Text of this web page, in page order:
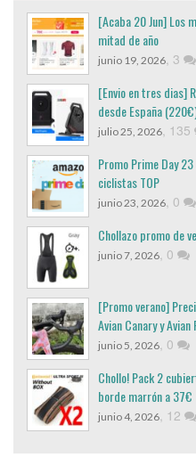
[Acaba 20 Jun] Los
mitad de año
junio 19, 2026, 3
[Envio en tres dias]
desde España
julio 25, 2026, 135
Promo Prime Day
ciclistas TOP
junio 23, 2026, 0
Chollazo promo de
junio 7, 2026, 0
[Promo verano]
Avian Canary y
junio 5, 2026, 0
Chollo! Pack 2
borde marrón a 37€
junio 4, 2026, 12